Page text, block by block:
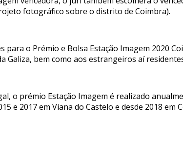
fotográfico sobre o distrito de Coimbra).
para o Prémio e Bolsa Estação Imagem 2020
Galiza, bem como aos estrangeiros aí
o prémio Estação Imagem é realizado
e 2017 em Viana do Castelo e desde 2018 em